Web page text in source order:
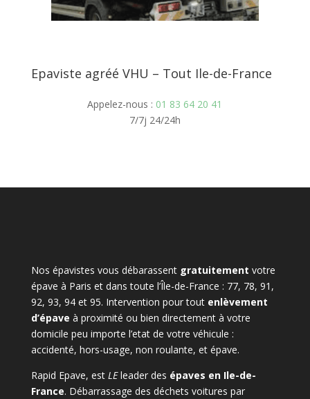
Epaviste agréé VHU – Tout Ile-de-France
Appelez-nous : 01 83 64 20 41
7/7j 24/24h
Nos épavistes vous débarassent gratuitement votre
épave à Paris et dans toute l’Île-de-France : 77, 78, 91,
92, 93, 94 et 95. Intervention pour tout enlèvement
d’épave à proximité ou bien directement à votre
domicile peu importe l’etat de votre véhicule :
accidenté, hors-usage, non roulante, et épave.
Rapid Epave, est LEleader des épaves en Ile-de-
France. Débarrassage des déchets voitures par